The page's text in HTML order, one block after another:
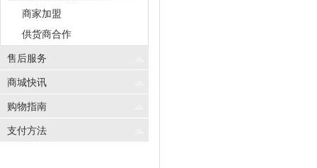
商家加盟
供货商合作
售后服务
商城快讯
购物指南
支付方法